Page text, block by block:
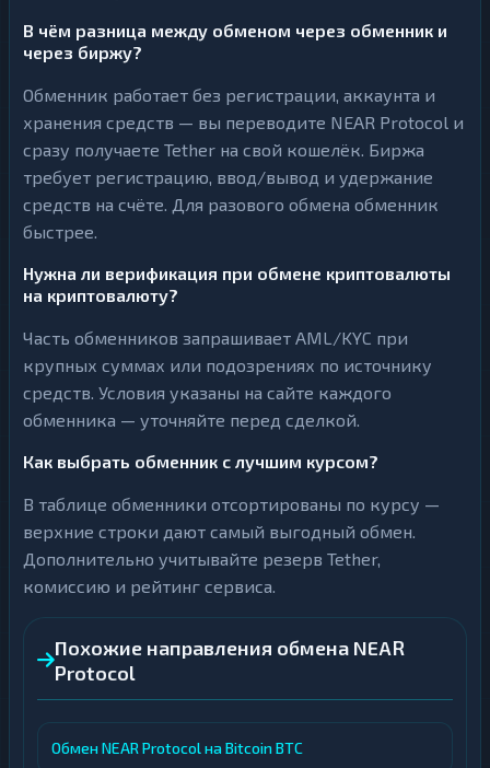
В чём разница между обменом через обменник и
через биржу?
Обменник работает без регистрации, аккаунта и
хранения средств — вы переводите NEAR Protocol и
сразу получаете Tether на свой кошелёк. Биржа
требует регистрацию, ввод/вывод и удержание
средств на счёте. Для разового обмена обменник
быстрее.
Нужна ли верификация при обмене криптовалюты
на криптовалюту?
Часть обменников запрашивает AML/KYC при
крупных суммах или подозрениях по источнику
средств. Условия указаны на сайте каждого
обменника — уточняйте перед сделкой.
Как выбрать обменник с лучшим курсом?
В таблице обменники отсортированы по курсу —
верхние строки дают самый выгодный обмен.
Дополнительно учитывайте резерв Tether,
комиссию и рейтинг сервиса.
Похожие направления обмена NEAR
Protocol
Обмен NEAR Protocol на Bitcoin BTC